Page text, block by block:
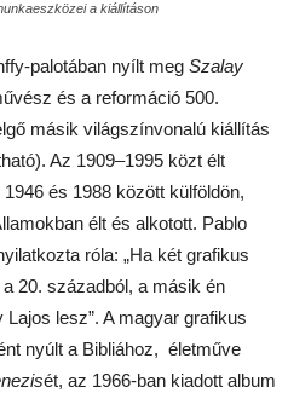
a kiállításon
palotában nyílt meg Szalay
és a reformáció 500.
másik világszínvonalú kiállítás
Az 1909–1995 közt élt
és 1988 között külföldön,
élt és alkotott. Pablo
róla: „Ha két grafikus
20. századból, a másik én
lesz”. A magyar grafikus
nyúlt a Bibliához, életműve
ét, az 1966-ban kiadott album